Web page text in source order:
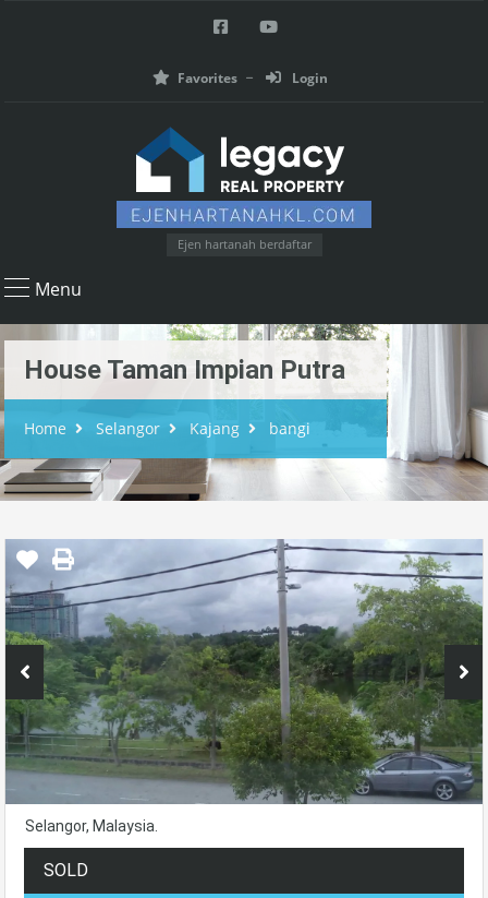
Favorites Login
Ejen hartanah berdaftar
Menu
House Taman Impian Putra
Home Selangor Kajang bangi
Selangor, Malaysia.
SOLD